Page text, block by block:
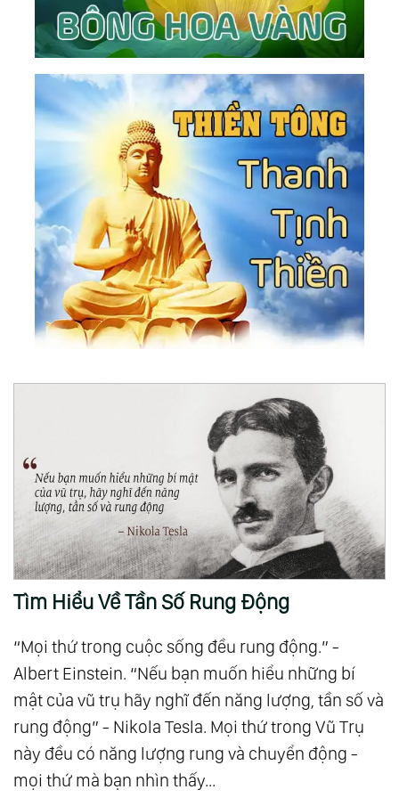
Thiên Đàng
125.Tình Yêu - Là Để Cho Người Khác Được Là
Chính Họ
126.
Ngừng Phân Biệt - Sự Sống Vĩnh Hằng
127.Đức Hy Sinh Của Ánh Sáng
128.Thấu Hiểu - Cội Nguồn Của Tình Yêu Thương
129.Nếu Không Có Tối, Giá Trị Của Sáng Là Gì?
130.Làm Mà Không Quan Tâm
131.Sẽ Chẳng Bao Giờ Có Ánh Sáng Cho Kẻ Chưa
Biết Bóng Tối Là Gì
132.Mỗi Người Đều Đúng Trong Thế Giới Của Họ
133.Khi Linh Hồn Khước Từ Tình Yêu Tinh Tuyền
Thường Là Những Người Dễ Chịu Nhất
Người Đã Lành - Không Có Gì Là Không Thể
Nói
136.Trở Về Trung Đạo - Nơi Vô Và Hữu Gặp Nhau
137.Là Chính Mình - Hành Trình Trở Về Tự Tính
138.Giàu Có Là Khi Tâm Biết Đủ
139.Hành Trình Của Linh Hồn: Từ Đau Khổ Đến
Cho Đi
141. Bạn Không Là Gì Cả Thì Bạn Là Tất Cả
142.Nỗi Sợ - Ảo Ảnh Của Tâm
143.Người Có Tình Yêu Đại Đồng Sẽ Không Còn
Tình Cảm Cá Nhân
144. Nơi Giao Hòa Giữa Khoa Học Và Tâm Linh -
Tìm Hiểu Về Tần Số Rung Động
“Mọi thứ trong cuộc sống đều rung động.” -
Albert Einstein. “Nếu bạn muốn hiểu những bí
mật của vũ trụ hãy nghĩ đến năng lượng, tần số và
rung động” - Nikola Tesla. Mọi thứ trong Vũ Trụ
này đều có năng lượng rung và chuyển động -
mọi thứ mà bạn nhìn thấy...